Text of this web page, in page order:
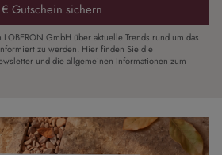
Gutschein sichern
GmbH über aktuelle Trends rund um das
zu werden. Hier finden Sie die
und die allgemeinen Informationen zum